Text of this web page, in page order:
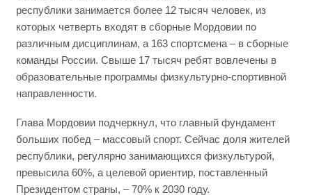
республики занимается более 12 тысяч человек, из
которых четверть входят в сборные Мордовии по
различным дисциплинам, а 163 спортсмена – в сборные
команды России. Свыше 17 тысяч ребят вовлечены в
образовательные программы физкультурно-спортивной
направленности.
Глава Мордовии подчеркнул, что главный фундамент
больших побед – массовый спорт. Сейчас доля жителей
республики, регулярно занимающихся физкультурой,
превысила 60%, а целевой ориентир, поставленный
Президентом страны, – 70% к 2030 году.